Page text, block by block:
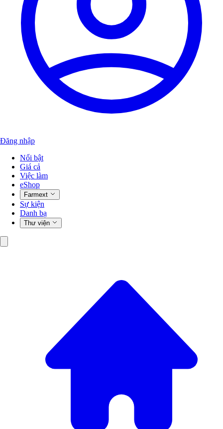
Đăng nhập
Nổi bật
Giá cả
Việc làm
eShop
Farmext
Sự kiện
Danh bạ
Thư viện